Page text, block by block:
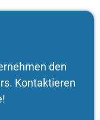
den
Kontaktieren